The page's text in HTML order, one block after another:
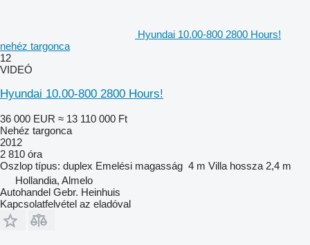
Hyundai 10.00-800 2800 Hours!
nehéz targonca
12
VIDEÓ
Hyundai 10.00-800 2800 Hours!
36 000 EUR ≈ 13 110 000 Ft
Nehéz targonca
2012
2 810 óra
Oszlop típus: duplex Emelési magasság 4 m Villa hossza 2,4 m
Hollandia, Almelo
Autohandel Gebr. Heinhuis
Kapcsolatfelvétel az eladóval